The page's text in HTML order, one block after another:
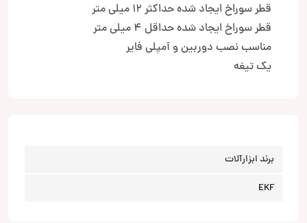
قطر سوراخ ایجاد شده حداکثر 12 میلی متر
قطر سوراخ ایجاد شده حداقل 4 میلی متر
مناسب نصب دوربین و آمپلی فایر
یک تیغه
برند ابزارآلات
EKF